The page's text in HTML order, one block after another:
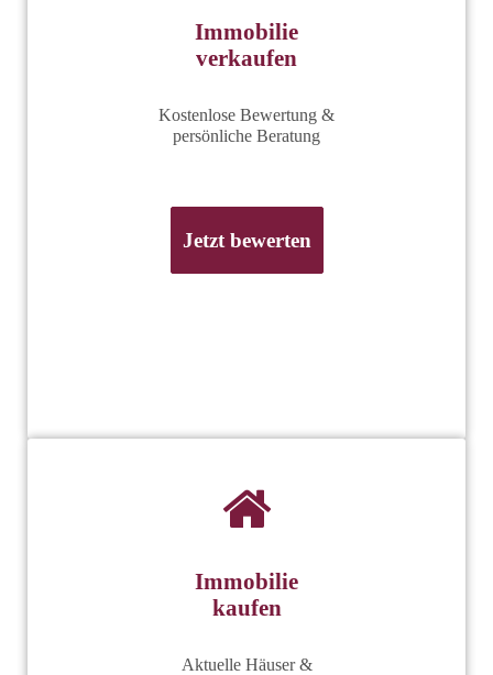
Immobilie
verkaufen
Kostenlose Bewertung &
persönliche Beratung
Jetzt bewerten
Immobilie
kaufen
Aktuelle Häuser &